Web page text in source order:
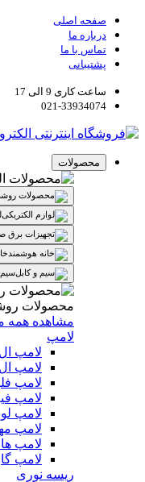
صفحه اصلی
درباره ما
تماس با ما
پشتیبانی
ساعت کاری 9 الی 17
021-33934074
محصولات
سیم
محصولات
مشاهده همه
لامپ
لامپ
لامپ
لامپ
لامپ
لامپ
لامپ
لامپ
لامپ
ریسه نوری